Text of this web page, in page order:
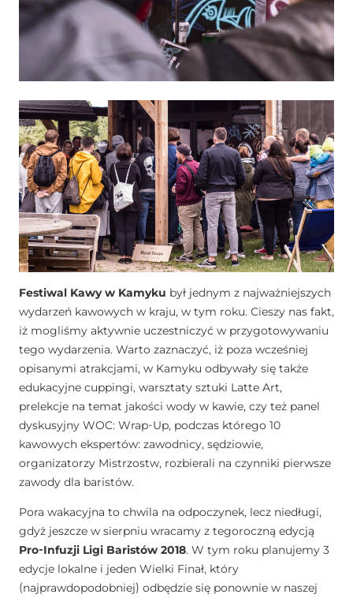
Festiwal Kawy w Kamyku był jednym z najważniejszych
wydarzeń kawowych w kraju, w tym roku. Cieszy nas fakt,
iż mogliśmy aktywnie uczestniczyć w przygotowywaniu
tego wydarzenia. Warto zaznaczyć, iż poza wcześniej
opisanymi atrakcjami, w Kamyku odbywały się także
edukacyjne cuppingi, warsztaty sztuki Latte Art,
prelekcje na temat jakości wody w kawie, czy też panel
dyskusyjny WOC: Wrap-Up, podczas którego 10
kawowych ekspertów: zawodnicy, sędziowie,
organizatorzy Mistrzostw, rozbierali na czynniki pierwsze
zawody dla baristów.
Pora wakacyjna to chwila na odpoczynek, lecz niedługi,
gdyż jeszcze w sierpniu wracamy z tegoroczną edycją
Pro-Infuzji Ligi Baristów 2018. W tym roku planujemy 3
edycje lokalne i jeden Wielki Finał, który
(najprawdopodobniej) odbędzie się ponownie w naszej